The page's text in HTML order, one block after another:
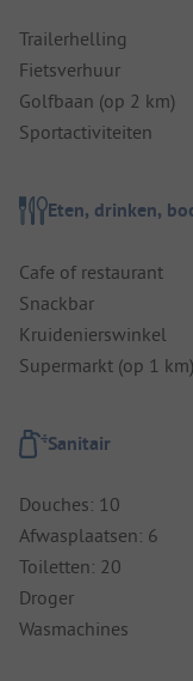
Trailerhelling
Fietsverhuur
Golfbaan (op 2 km)
Sportactiviteiten
Eten, drinken,
Cafe of restaurant
Snackbar
Kruidenierswinkel
Supermarkt (op 1 km)
Sanitair
Douches: 10
Afwasplaatsen: 6
Toiletten: 20
Droger
Wasmachines